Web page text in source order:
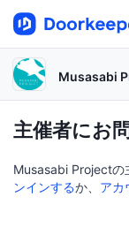
Musasabi
主催者にお
Musasabi Projectの
ンインするか、 アカ